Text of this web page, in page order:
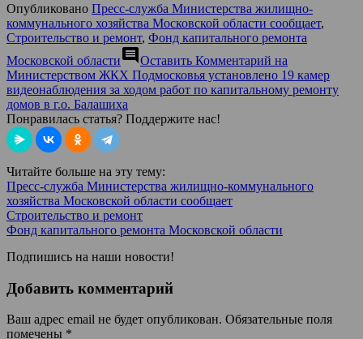
Опубликовано Пресс-служба Министерства жилищно-
коммунального хозяйства Московской области сообщает,
Строительство и ремонт, Фонд капитального ремонта
Московской областиcomment Оставить Комментарий на
Министерством ЖКХ Подмосковья установлено 19 камер
видеонаблюдения за ходом работ по капитальному ремонту
домов в г.о. Балашиха
Понравилась статья? Поддержите нас!
Читайте больше на эту тему:
Пресс-служба Министерства жилищно-коммунального
хозяйства Московской области сообщает
Строительство и ремонт
Фонд капитального ремонта Московской области
Подпишись на наши новости!
Добавить комментарий
Ваш адрес email не будет опубликован. Обязательные поля
помечены *